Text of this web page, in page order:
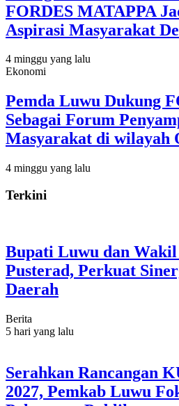
FORDES MATAPPA
Aspirasi Masyarakat
4 minggu yang lalu
Ekonomi
Pemda Luwu Dukung
Sebagai Forum
Masyarakat di wilayah
4 minggu yang lalu
Terkini
Bupati Luwu dan
Pusterad, Perkuat
Daerah
Berita
5 hari yang lalu
Serahkan Rancangan
2027, Pemkab Luwu